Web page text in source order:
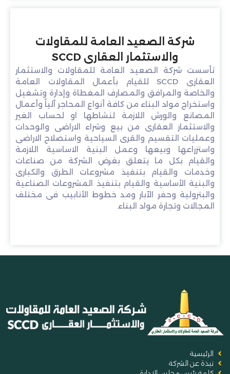
شركة الصعيد العامة للمقاولات
والاستثمار العقارى SCCD
تأسست شركة الصعيد العامة للمقاولات والاستثمار
العقارى SCCD للقيام بأعمال المقاولات العامة
والخاصة والمرافق والمصارف المغطاة وإدارة وتشغيل
واستخراج مواد البناء من كافة أنواع المحاجر آلياً وأعمال
المصانع والورش اللازمة لنشاطها او لحساب الغير
والاستثمار العقارى من بيع وشراء الاراضى والوحدات
وعمليات التقسيم والقرى السياحية واستصلاح الاراضى
واستزراعها وبيعها وعمل البنية الاساسية اللازمة
والقيام بكل ما يتعلق بغرض الشركة من صناعات
وخدمات والقيام بتنفيذ مشروعات الطرق والكبارى
والبنية الأساسية والقيام بتنفيذ المشروعات الصناعية
والبترولية وحفر الآبار ومد خطوط الأنابيب فى مختلف
المجالات وتجارة مواد البناء.
الرئيسية
نبذة عن الشركة